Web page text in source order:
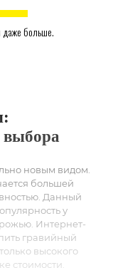
даже больше.
выбора
новым видом.
большей
Данный
у
Интернет-
гравийный
высокого
стоимости.